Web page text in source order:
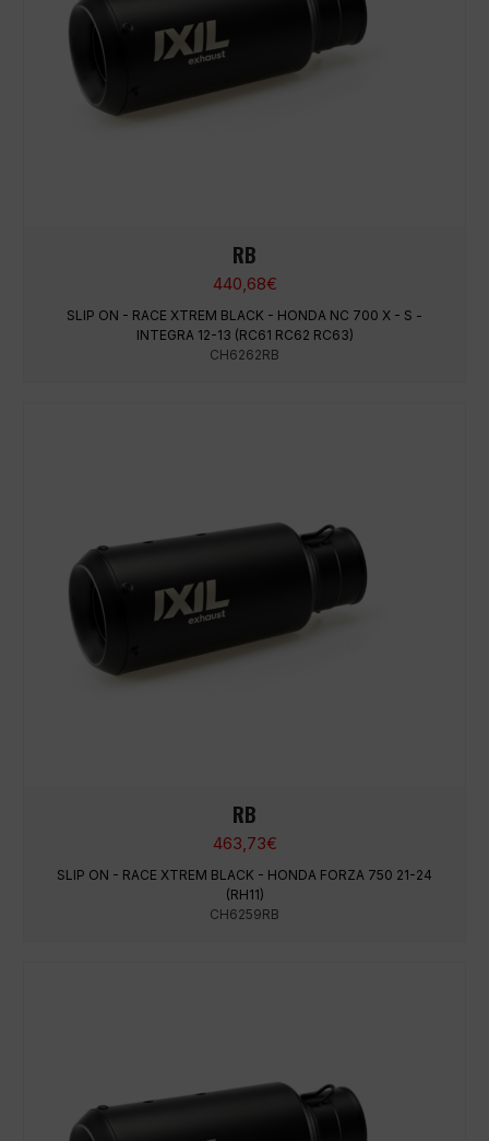
RB
440,68€
SLIP ON - RACE XTREM BLACK - HONDA NC 700 X - S -
INTEGRA 12-13 (RC61 RC62 RC63)
CH6262RB
RB
463,73€
SLIP ON - RACE XTREM BLACK - HONDA FORZA 750 21-24
(RH11)
CH6259RB